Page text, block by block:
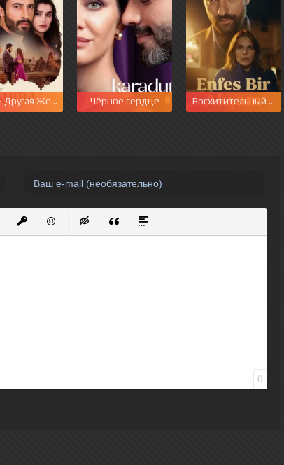
Другая Жена Чёрное сердце Восхитительный
список
ссылку
Вставить защищенную ссылку
Вставить смайлик
Вставка скрытого текста
Вставка цитаты
Вставка спойлера
0